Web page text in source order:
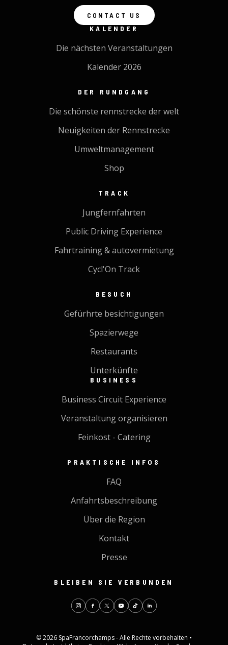
CONTACT US
KALENDER
Die nächsten Veranstaltungen
Kalender 2026
DER RUNDGANG
Die schönste rennstrecke der welt
Neuigkeiten der Rennstrecke
Umweltmanagement
Shop
TRACK
Jungfernfahrten
Public Driving Experience
Fahrtraining & autovermietung
Cycl'On Track
BESUCH
Gefürhrte besichtigungen
Spazierwege
Restaurants
Unterkünfte
BUSINESS
Business Circuit Experience
Veranstaltung organisieren
Feinkost - Catering
PRAKTISCHE INFOS
FAQ
Anfahrtsbeschreibung
Über die Region
Kontakt
Presse
BLEIBEN SIE VERBUNDEN
© 2026 SpaFrancorchamps - Alle Rechte vorbehalten •